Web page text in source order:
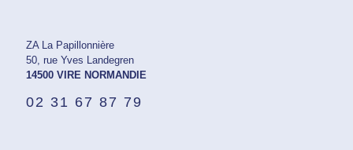
ZA La Papillonnière
50, rue Yves Landegren
14500 VIRE NORMANDIE
02 31 67 87 79